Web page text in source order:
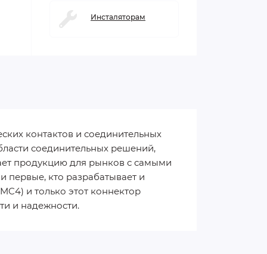
Инсталяторам
контактов и соединительных
соединительных решений,
продукцию для рынков с самыми
первые, кто разрабатывает и
и только этот коннектор
и надежности.